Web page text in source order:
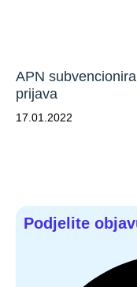
APN
prijava
17.01.2022
Podjelite